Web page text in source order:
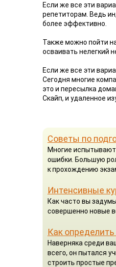
Если же все эти
репетиторам. Ведь
более эффективно.
Также можно пойти
осваивать нелегкий
Если же все эти
Сегодня многие
это и пересылка
Скайп, и удаленное
Советы по
Многие испытывают
ошибки. Большую
к прохождению
Интенсивные
Как часто вы
совершенно новые
Как определить
Наверняка среди
всего, он пытался
строить простые